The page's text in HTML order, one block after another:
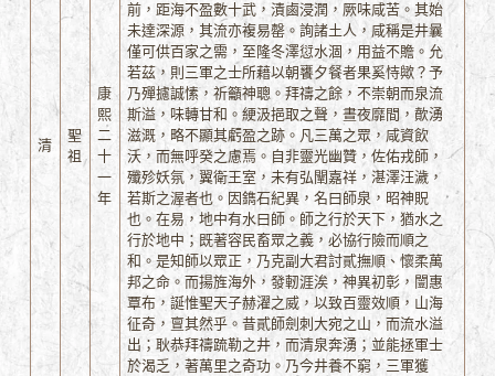
清
聖
祖
康
熙
二
十
一
年
前，距海不盈數十武，漬鹵浸潤，厥味咸苦。其始
未達深源，其流亦複易罄。詢諸土人，咸稱是井曩
僅可供百家之需，至隆冬澤愆水涸，用益不贍。允
若茲，則三軍之士所藉以朝饔夕餐者果奚恃歟？予
乃殫攄誠愫，祈籲神聰。拜禱之餘，不崇朝而泉流
斯溢，味轉甘和。綆汲挹取之聲，晝夜靡間，歕湧
滋溉，略不顯其虧盈之跡。凡三萬之眾，咸資飲
沃，而無呼癸之慮焉。自非靈光幽贊，佐佑戎師，
殲殄妖氛，翼衛王室，未有弘闡嘉祥，湛澤汪濊，
若斯之渥者也。因鐫石紀異，名曰師泉，昭神貺
也。在易，地中有水曰師。師之行於天下，猶水之
行於地中；既著容民畜眾之義，必協行險而順之
和。是知師以眾正，乃克副大君討貳撫順、懷柔萬
邦之命。而揚旌海外，發軔涯涘，神異初彰，闓惠
覃布，誕惟聖天子赫濯之威，以致百靈效順，山海
征奇，亶其然乎。昔貳師劍刺大宛之山，而流水溢
出；耿恭拜禱䟽勒之井，而清泉奔湧；並能拯軍士
於渴乏，著萬里之奇功。乃今井養不窮，三軍獲